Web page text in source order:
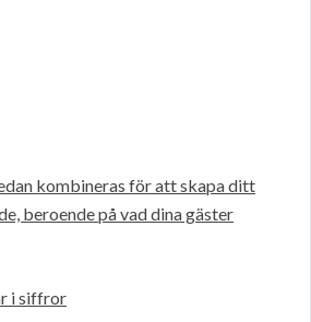
kombineras för att skapa ditt
beroende på vad dina gäster
i siffror